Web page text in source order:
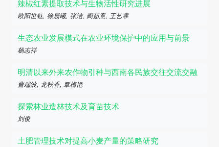
辣椒红素提取技术与生物活性研究进展
欧阳世钰, 徐晨曦, 张洁, 阎茹意, 王艺霏
生态农业发展模式在农业环境保护中的应用与前景
杨志祥
明清以来外来农作物引种与西南各民族交往交流交融
曹端波, 龙秋香, 覃梅艳
探索林业造林技术及育苗技术
刘俊
土肥管理技术对提高小麦产量的策略研究